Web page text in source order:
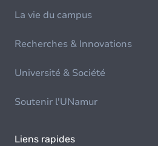
La vie du campus
Recherches & Innovations
Université & Société
Soutenir l'UNamur
Liens rapides